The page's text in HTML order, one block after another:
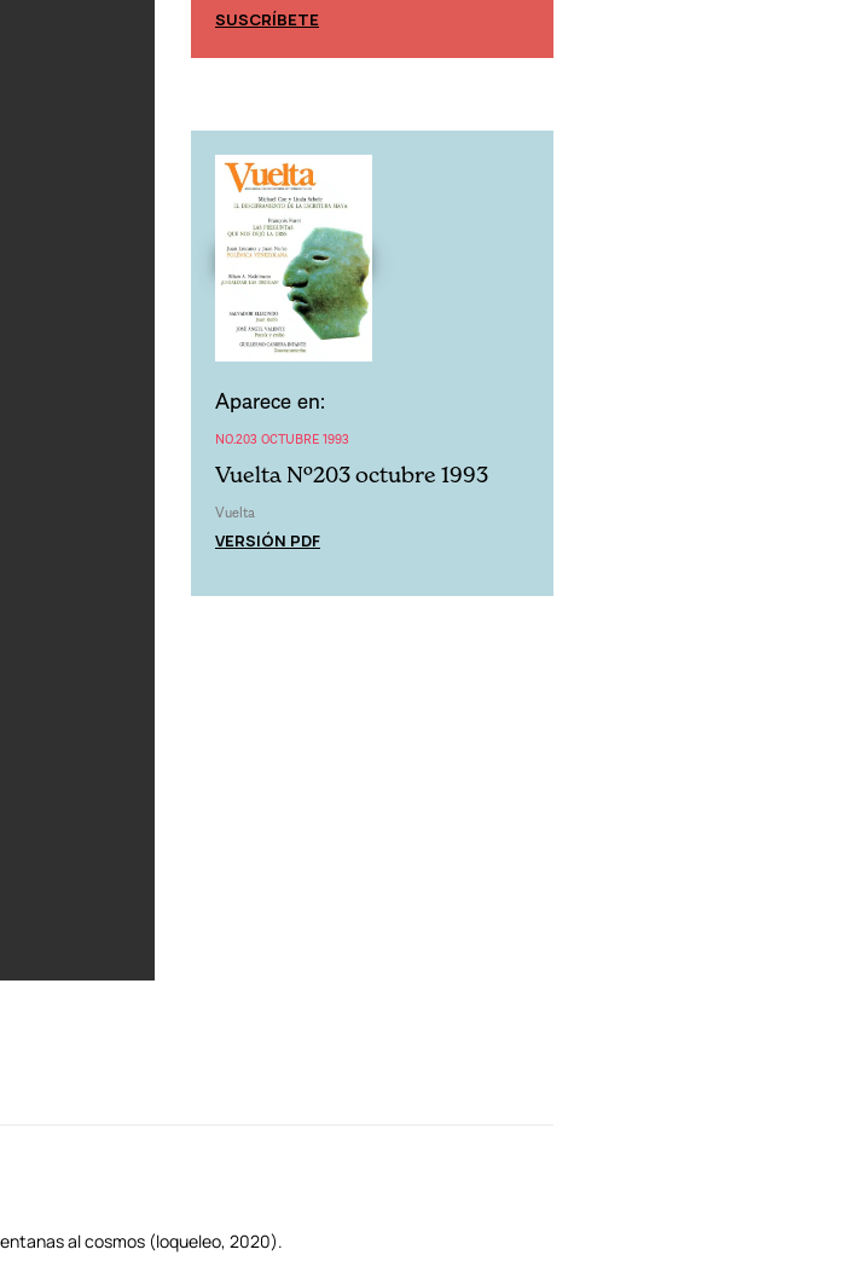
SUSCRÍBETE
Aparece en:
NO.203 OCTUBRE 1993
Vuelta Nº203 octubre 1993
Vuelta
VERSIÓN PDF
al cosmos (loqueleo, 2020).